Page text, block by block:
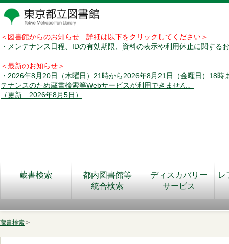
＜図書館からのお知らせ 詳細は以下をクリックしてください＞
・メンテナンス日程、IDの有効期限、資料の表示や利用休止に関する
＜最新のお知らせ＞
・2026年8月20日（木曜日）21時から2026年8月21日（金曜日）18時
テナンスのため蔵書検索等Webサービスが利用できません。
（更新 2026年8月5日）
蔵書検索
都内図書館等
統合検索
ディスカバリー
サービス
レ
蔵書検索 >